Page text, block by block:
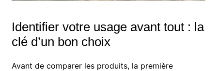
Identifier votre usage avant tout : la
clé d’un bon choix
Avant de comparer les produits, la première